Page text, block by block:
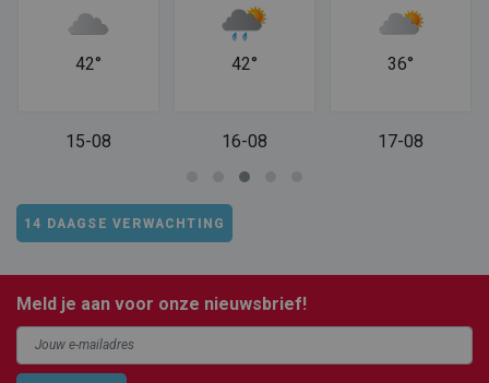
42°
15-08
42°
16-08
36°
17-08
14 DAAGSE VERWACHTING
Meld je aan voor onze nieuwsbrief!